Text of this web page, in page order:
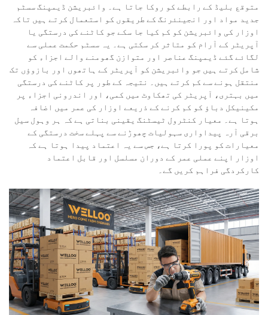
متوقع بلیڈ کے رابطے کو روکا جاتا ہے۔ وائبریشن ڈیمپنگ سسٹم
جدید مواد اور انجینئرنگ کے طریقوں کو استعمال کرتے ہیں تاکہ
اوزار کی وائبریشن کو کم کیا جا سکے جو کاٹنے کی درستگی یا
آپریٹر کے آرام کو متاثر کر سکتی ہے۔ یہ سسٹم حکمت عملی سے
لگائے گئے ڈیمپنگ عناصر اور متوازن گھومنے والے اجزاء کو
شامل کرتے ہیں جو وائبریشن کو آپریٹر کے ہاتھوں اور بازوؤں تک
منتقل ہونے سے کم کرتے ہیں۔ نتیجہ کے طور پر کاٹنے کی درستگی
میں بہتری، آپریٹر کی تھکاوٹ میں کمی، اور اندرونی اجزاء پر
مکینیکل دباؤ کو کم کرنے کے ذریعے اوزار کی عمر میں اضافہ
ہوتا ہے۔ معیار کنٹرول ٹیسٹنگ یقینی بناتی ہے کہ ہر وہول سیل
برقی آرہ پیداواری سہولیات چھوڑنے سے پہلے سخت درستگی کے
معیارات کو پورا کرتا ہے، جس سے یہ اعتماد پیدا ہوتا ہے کہ
اوزار اپنے عملی عمر کے دوران مسلسل اور قابل اعتماد
کارکردگی فراہم کریں گے۔